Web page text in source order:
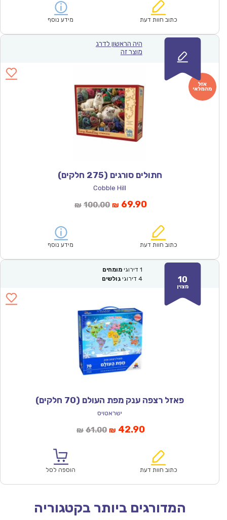
₪100.00.
הוא:
כתוב חוות דעת מידע נוסף
היה הראשון לדרג
מוצר זה
חתולים סורגים (275 חלקים)
Cobble Hill
₪ 100.00המחיר
₪100.00.
₪ 69.90המחיר
הוא:
כתוב חוות דעת מידע נוסף
10
מצוין
1 דירוגי מומחים
4 דירוגי גולשים
פאזל רצפה ענק מפת העולם (70 חלקים)
ישראטויס
₪ 61.00המחיר
₪61.00.
₪ 42.90המחיר
הוא:
כתוב חוות דעת הוספה לסל
המדורגים ביותר בקטגוריה